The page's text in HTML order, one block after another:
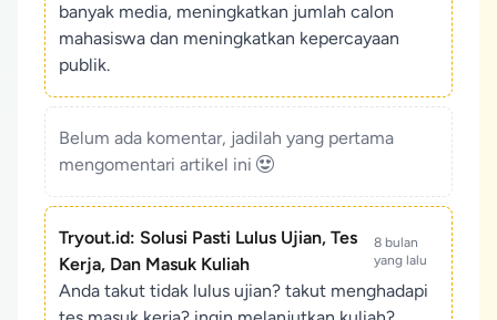
banyak media, meningkatkan jumlah calon
mahasiswa dan meningkatkan kepercayaan
publik.
Belum ada komentar, jadilah yang pertama
mengomentari artikel ini
Tryout.id: Solusi Pasti Lulus Ujian, Tes
Kerja, Dan Masuk Kuliah
8 bulan
yang lalu
Anda takut tidak lulus ujian? takut menghadapi